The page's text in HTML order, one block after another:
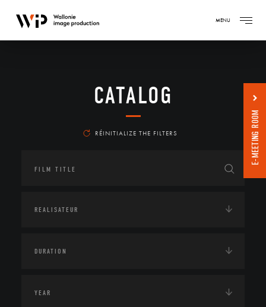
MENU
CATALOG
RÉINITIALIZE THE FILTERS E-MEETING ROOM